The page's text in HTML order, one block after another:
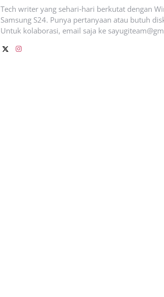
Tech writer yang sehari‑hari berkutat dengan
Samsung S24. Punya pertanyaan atau butuh
Untuk kolaborasi, email saja ke